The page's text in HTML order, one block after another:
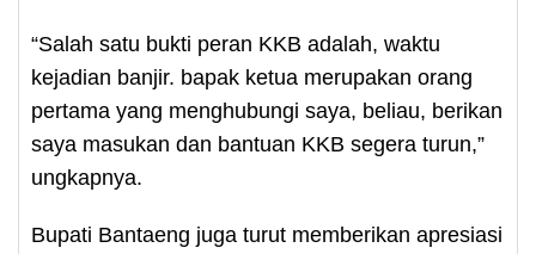
“Salah satu bukti peran KKB adalah, waktu
kejadian banjir. bapak ketua merupakan orang
pertama yang menghubungi saya, beliau, berikan
saya masukan dan bantuan KKB segera turun,”
ungkapnya.
Bupati Bantaeng juga turut memberikan apresiasi